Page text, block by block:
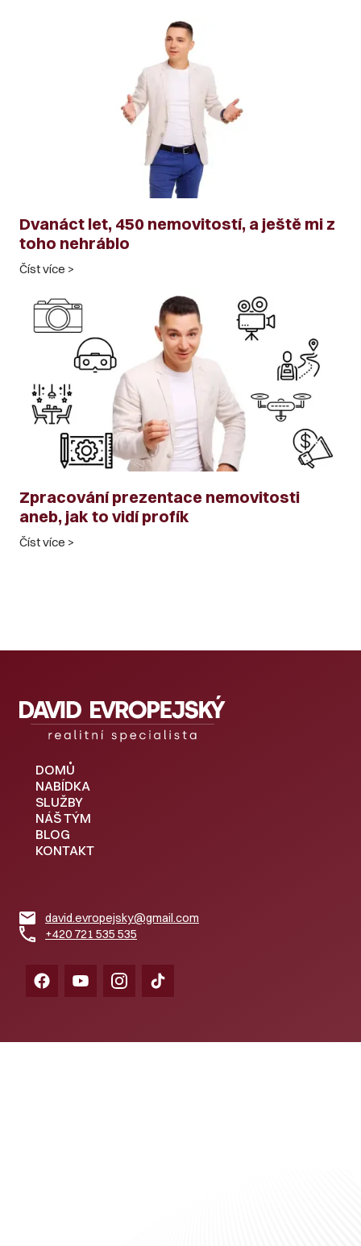
Dvanáct let, 450 nemovitostí, a ještě mi z
toho nehráblo
Číst více >
Zpracování prezentace nemovitosti
aneb, jak to vidí profík
Číst více >
DOMŮ
NABÍDKA
SLUŽBY
NÁŠ TÝM
BLOG
KONTAKT
david.evropejsky@gmail.com
+420 721 535 535